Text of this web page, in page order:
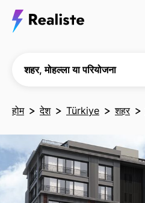
शहर, मोहल्ला या परियोजना
होम देश Türkiye शहर